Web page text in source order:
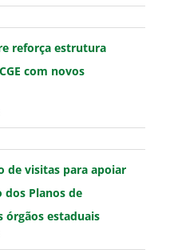
reforça estrutura
com novos
de visitas para apoiar
Planos de
órgãos estaduais